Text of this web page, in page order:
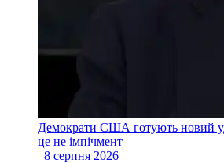
Демократи США готують новий
це не імпічмент
8 серпня 2026